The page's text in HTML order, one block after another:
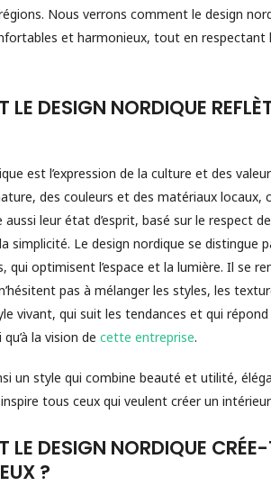
Nous verrons comment le design
et harmonieux, tout en respectant
LE DESIGN NORDIQUE
est l’expression de la culture et des
des couleurs et des matériaux locaux,
leur état d’esprit, basé sur le respect
simplicité. Le design nordique se distingue
qui optimisent l’espace et la lumière. Il se
pas à mélanger les styles, les
vivant, qui suit les tendances et qui
la vision de cette entreprise.
un style qui combine beauté et utilité,
tous ceux qui veulent créer un
LE DESIGN NORDIQUE
?